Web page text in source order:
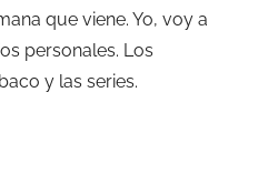
que viene. Yo, voy a
personales. Los
y las series.